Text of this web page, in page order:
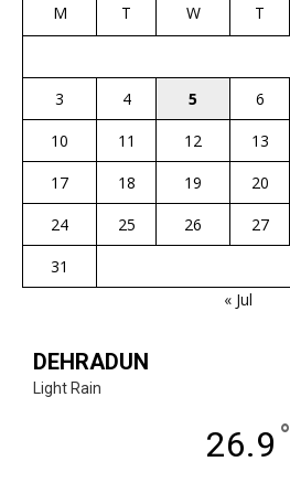
M T W T
3
4 5 6
10
11 12 13
17
18 19 20
24
25 26 27
31
« Jul
DEHRADUN
Light Rain
26.9 °